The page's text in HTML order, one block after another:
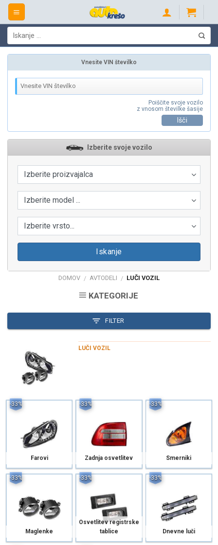
Skip
content
Išči:
Vnesite VIN številko
Poiščite svoje vozilo
z vnosom številke šasije
Išči
Izberite svoje vozilo
Izberite proizvajalca
Izberite model ...
Izberite vrsto...
Iskanje
DOMOV / AVTODELI / LUČI VOZIL
KATEGORIJE
FILTER
LUČI VOZIL
Farovi
-33%
Zadnja osvetlitev
-33%
Smerniki
-33%
Maglenke
-33%
Osvetlitev registrske
tablice
-33%
Dnevne luči
-33%